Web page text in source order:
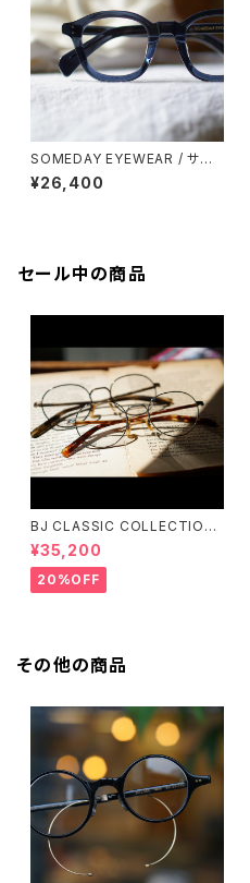
SOMEDAY EYEWEAR / サム
デー パリジャン SD-002 正視
堂 オリジナル
¥26,400
セール中の商品
BJ CLASSIC COLLECTION
¥35,200
20%OFF
その他の商品